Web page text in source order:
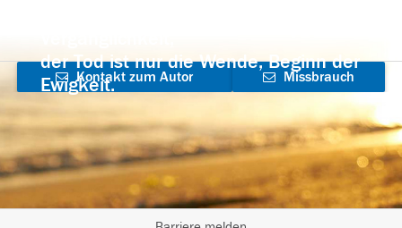
der Tod ist nur die Wende, Beginn der
Ewigkeit.
Kontakt zum Autor
aufnehmen
Missbrauch